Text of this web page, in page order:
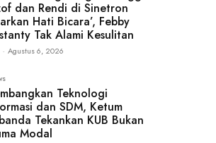
dan Rendi di Sinetron
Hati Bicara’, Febby
Tak Alami Kesulitan
- Agustus 6, 2026
Teknologi
dan SDM, Ketum
Tekankan KUB Bukan
Modal